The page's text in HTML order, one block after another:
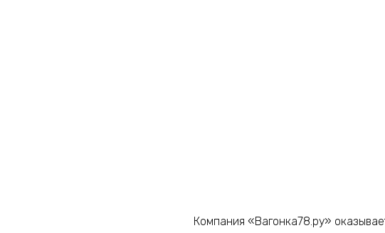
Компания «Вагонка78.ру»